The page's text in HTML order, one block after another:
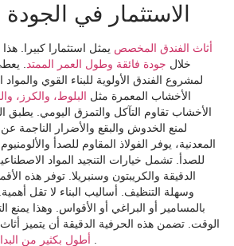
الاستثمار في
أثاث الفندق المخصص يمثل استثمارا كبيرا.
خلال جودة فائقة وطول العمر الممتد
.
لمشروع الفندق الأولوية للبناء القوي والمواد
الأخشاب المعمرة مثل البلوط، والكرز،
الأخشاب تقاوم التآكل والتمزق اليومي. يطبق
لمنع الخدوش والبقع والأضرار الناجمة عن
المعدنية، يوفر الفولاذ المقاوم للصدأ
للصدأ. تشمل خيارات التنجيد المواد
الدقيقة والكريبتون وسنبريلا. توفر هذه
وسهلة التنظيف. أساليب البناء لا تقل
بالمسامير أو البراغي أو الأقواس. وهذا
الوقت. تضمن هذه الحرفية الدقيقة أن يتميز